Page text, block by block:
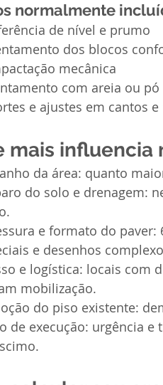
normalmente
de nível e prumo
dos blocos
mecânica
com areia ou pó
e ajustes em cantos e
mais influencia
da área: quanto
do solo e drenagem:
e formato do
e desenhos
e logística: locais com
mobilização.
do piso existente:
de execução: urgência